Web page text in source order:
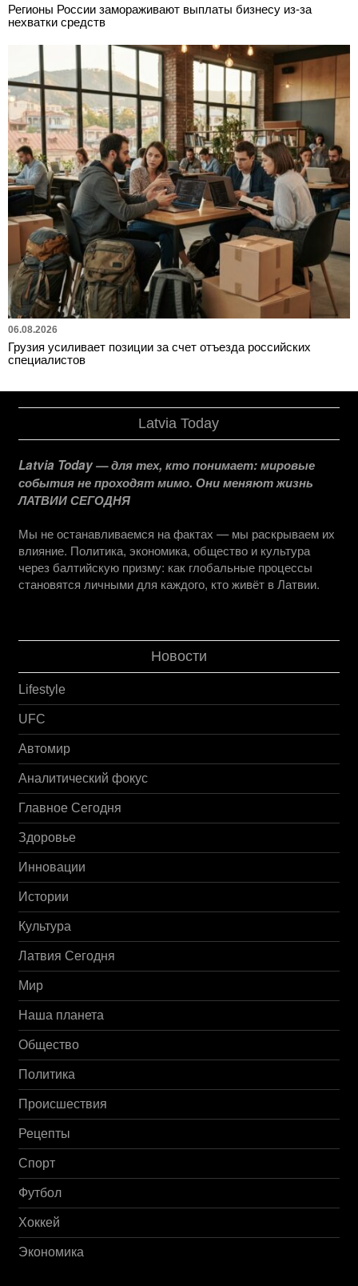
Регионы России замораживают выплаты бизнесу из-за
нехватки средств
06.08.2026
Грузия усиливает позиции за счет отъезда российских
специалистов
Latvia Today
Latvia Today — для тех, кто понимает: мировые
события не проходят мимо. Они меняют жизнь
ЛАТВИИ СЕГОДНЯ
Мы не останавливаемся на фактах — мы раскрываем их
влияние. Политика, экономика, общество и культура
через балтийскую призму: как глобальные процессы
становятся личными для каждого, кто живёт в Латвии.
Новости
Lifestyle
UFC
Автомир
Аналитический фокус
Главное Сегодня
Здоровье
Инновации
Истории
Культура
Латвия Сегодня
Мир
Наша планета
Общество
Политика
Происшествия
Рецепты
Спорт
Футбол
Хоккей
Экономика